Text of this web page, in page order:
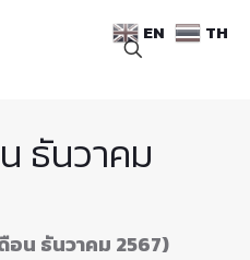
ธันวาคม
อน ธันวาคม 2567)
EN TH